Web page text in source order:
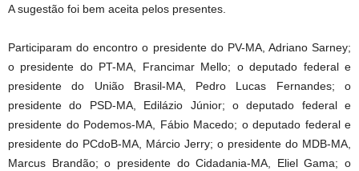
A sugestão foi bem aceita pelos presentes.
Participaram do encontro o presidente do PV-MA, Adriano Sarney;
o presidente do PT-MA, Francimar Mello; o deputado federal e
presidente do União Brasil-MA, Pedro Lucas Fernandes; o
presidente do PSD-MA, Edilázio Júnior; o deputado federal e
presidente do Podemos-MA, Fábio Macedo; o deputado federal e
presidente do PCdoB-MA, Márcio Jerry; o presidente do MDB-MA,
Marcus Brandão; o presidente do Cidadania-MA, Eliel Gama; o